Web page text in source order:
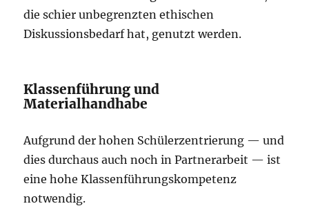
die schier unbegrenzten ethischen
Diskussionsbedarf hat, genutzt werden.
Klassenführung und
Materialhandhabe
Aufgrund der hohen Schülerzentrierung — und
dies durchaus auch noch in Partnerarbeit — ist
eine hohe Klassenführungskompetenz
notwendig.